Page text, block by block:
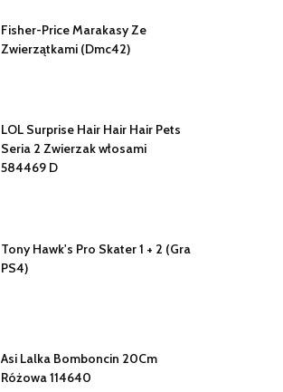
Fisher-Price Marakasy Ze
Zwierzątkami (Dmc42)
LOL Surprise Hair Hair Hair Pets
Seria 2 Zwierzak włosami
584469 D
Tony Hawk's Pro Skater 1 + 2 (Gra
PS4)
Asi Lalka Bomboncin 20Cm
Różowa 114640